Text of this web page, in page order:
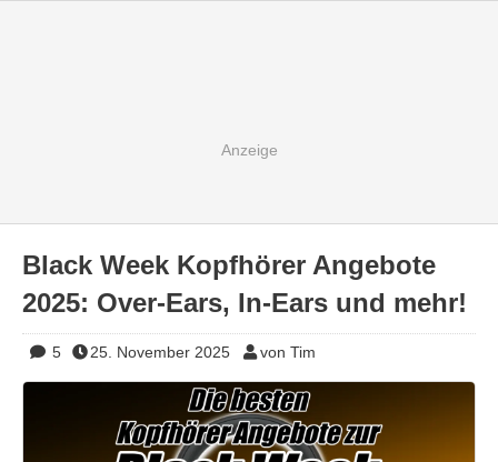
Black Week Kopfhörer Angebote
2025: Over-Ears, In-Ears und mehr!
5 25. November 2025 von Tim